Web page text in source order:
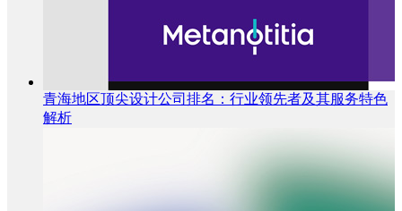
青海地区顶尖设计公司排名：行业领先者及其服务特色
解析